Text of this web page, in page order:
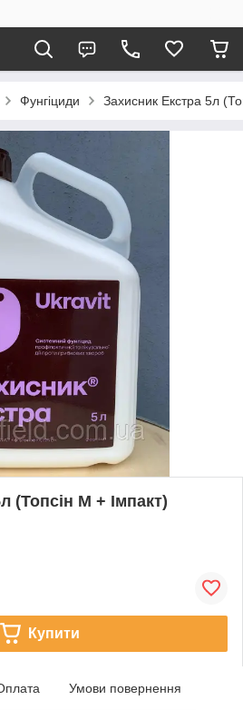
Фунгіциди Захисник Екстра 5л
(Топсін М + Імпакт)
Купити
Умови повернення